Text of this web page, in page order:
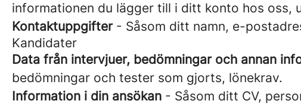
informationen du lägger till i ditt konto hos oss,
Kontaktuppgifter- Såsom ditt namn, e-
Kandidater
Data från intervjuer, bedömningar och annan
bedömningar och tester som gjorts, lönekrav.
Information i din ansökan - Såsom ditt CV,